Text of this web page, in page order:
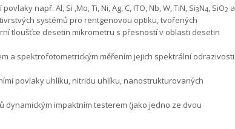
např. Al, Si ,Mo, Ti, Ni, Ag, C, ITO, Nb, W, TiN, Si3N4, SiO2 a
systémů pro rentgenovou optiku, tvořených
tloušťce desetin mikrometru s přesností v oblasti desetin
a spektrofotome­trickým měřením jejich spektrální odrazivosti
povlaky uhlíku, nitridu uhlíku, nanostrukturovaných
impaktním testerem (jako jedno ze dvou